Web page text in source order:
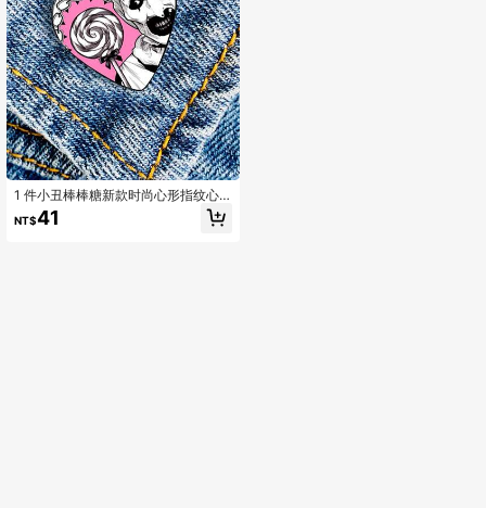
1 件小丑棒棒糖新款时尚心形指纹心
形金属别针趣味复古胸针衬衫翻领教
师包可爱徽章卡通别针适合情侣朋友
NT$41